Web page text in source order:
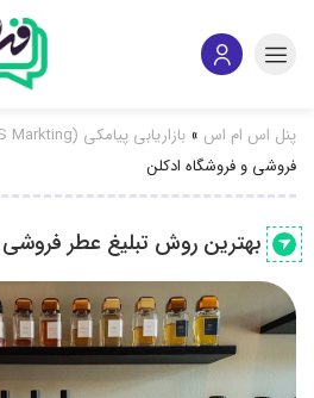
پنل اس ام اس » بازاریابی پیامکی (SMS Markting)
فروشی و فروشگاه ادکلن
بهترین روش تبلیغ عطر فروشی